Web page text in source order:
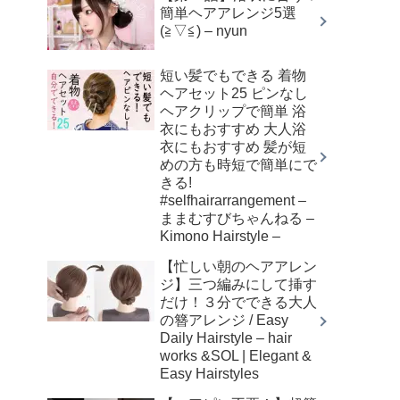
簡単ヘアアレンジ5選
(≧▽≦) – nyun
短い髪でもできる 着物
ヘアセット25 ピンなし
ヘアクリップで簡単 浴
衣にもおすすめ 大人浴
衣にもおすすめ 髪が短
めの方も時短で簡単にで
きる!
#selfhairarrangement –
ままむすびちゃんねる –
Kimono Hairstyle –
【忙しい朝のヘアアレン
ジ】三つ編みにして挿す
だけ！３分でできる大人
の簪アレンジ / Easy
Daily Hairstyle – hair
works &SOL | Elegant &
Easy Hairstyles